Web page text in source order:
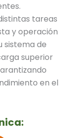
tareas
y operación
sistema de
superior
en el